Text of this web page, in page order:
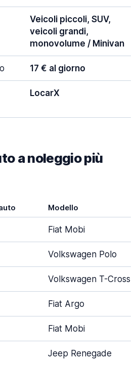
Veicoli piccoli, SUV,
veicoli grandi,
monovolume / Minivan
17 € al giorno
LocarX
a noleggio più
Modello
Fiat Mobi
Volkswagen Polo
Volkswagen T-Cross
Fiat Argo
Fiat Mobi
Jeep Renegade